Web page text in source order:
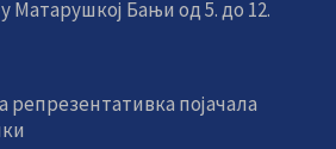
Матарушкој Бањи од 5. до 12.
репрезентативка појачала